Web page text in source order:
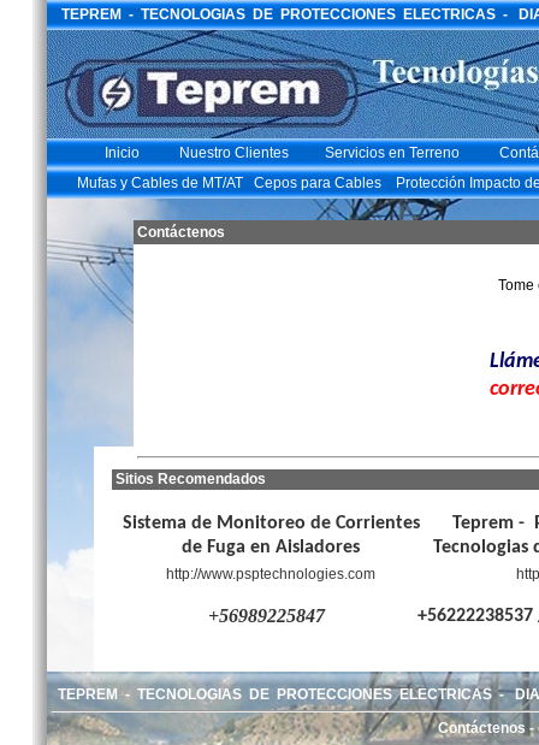
TEPREM - TECNOLOGIAS DE PROTECCIONES ELECTRICAS -
Inicio Nuestro Clientes Servicios en Terreno
Mufas y Cables de MT/AT
Cepos para Cables Protección Impacto
Contáctenos
Tome
Sitios Recomendados
Sistema de Monitoreo de Corrientes
de Fuga en Aisladores
Teprem -
Tecnologias
http://www.psptechnologies.com
+56989225847 +56222238537
TEPREM - TECNOLOGIAS DE PROTECCIONES ELECTRICAS -
Contáctenos